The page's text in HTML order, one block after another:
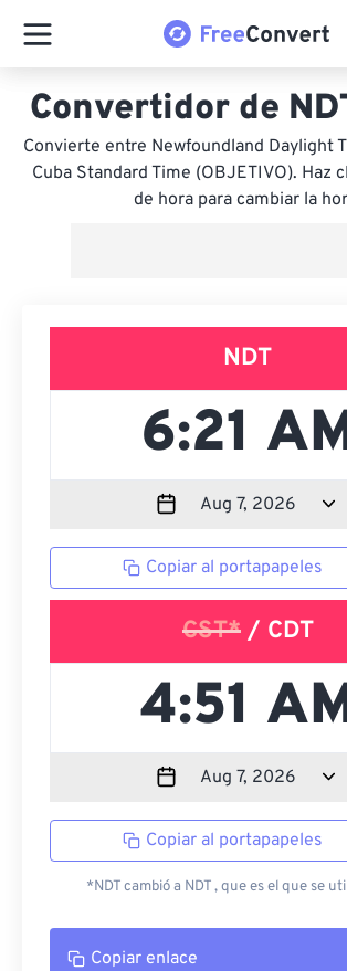
Convertidor de
Convierte entre Newfoundland Daylight
Cuba Standard Time (OBJETIVO). Haz
de hora para cambiar la
NDT
Copiar al portapapeles
CST*/ CDT
Copiar al portapapeles
*NDT cambió a NDT , que es el que se
Copiar enlace